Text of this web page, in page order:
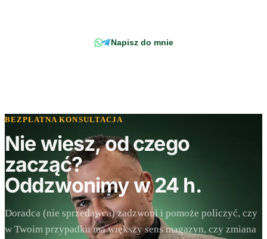
Napisz do mnie
BEZPŁATNA KONSULTACJA
Nie wiesz, od czego
zacząć?
Oddzwonimy w 24 h.
Doradca (nie sprzedawca) zadzwoni i pomoże policzyć, czy
w Twoim przypadku ma większy sens magazyn, czy zmiana